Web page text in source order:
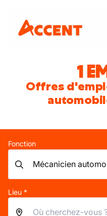
1
Offres
Fonction
Lieu *